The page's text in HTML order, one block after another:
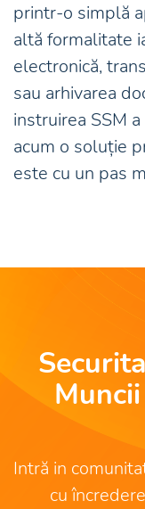
printr-o simplă
altă formalitate
electronică,
sau arhivarea
instruirea SSM
acum o soluție
este cu un pas
Intră in
cu